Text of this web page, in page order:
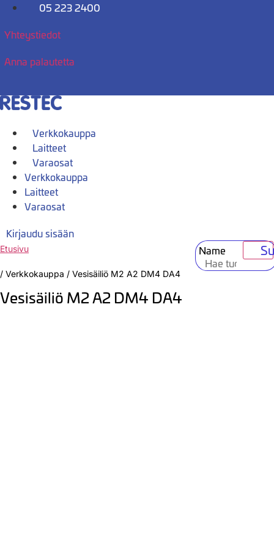
Mene
05 223 2400
Yhteystiedot
Anna palautetta
Verkkokauppa
Laitteet
Varaosat
Verkkokauppa
Laitteet
Varaosat
Kirjaudu sisään
Name
Etusivu
/ Verkkokauppa / Vesisäiliö M2 A2 DM4 DA4
Vesisäiliö M2 A2 DM4 DA4